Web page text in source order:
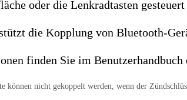
oder die Lenkradtasten
die Kopplung von Bluetooth-
finden Sie im Benutzerhandbuch
können nicht gekoppelt werden, wenn der